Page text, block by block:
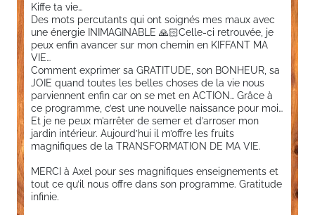
Kiffe ta vie…
Des mots percutants qui ont soignés mes maux avec
une énergie INIMAGINABLE 🙏🏻Celle-ci retrouvée, je
peux enfin avancer sur mon chemin en KIFFANT MA
VIE…
Comment exprimer sa GRATITUDE, son BONHEUR, sa
JOIE quand toutes les belles choses de la vie nous
parviennent enfin car on se met en ACTION… Grâce à
ce programme, c’est une nouvelle naissance pour moi…
Et je ne peux m’arrêter de semer et d’arroser mon
jardin intérieur. Aujourd’hui il m’offre les fruits
magnifiques de la TRANSFORMATION DE MA VIE.
MERCI à Axel pour ses magnifiques enseignements et
tout ce qu’il nous offre dans son programme. Gratitude
infinie.